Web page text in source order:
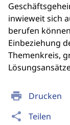
print Drucken
share Teilen
inwieweit sich
berufen
Einbeziehung
Themenkreis,